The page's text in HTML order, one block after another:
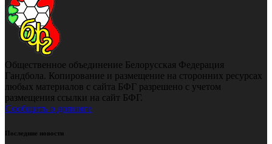
Общественное объединение Белорусская Федерация
Гандбола. Копирование и размещение на сторонних ресурсах
любых материалов с сайта БФГ разрешено с учетом
размещения ссылки на сайт БФГ.
Сообщить о допинге
Последние новости